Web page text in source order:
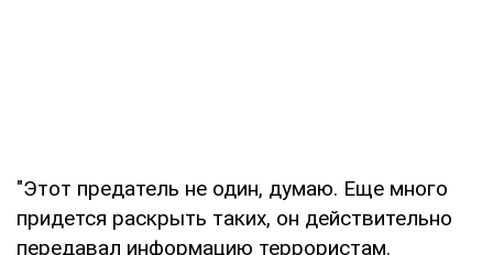
"Этот предатель не один, думаю. Еще много
придется раскрыть таких, он действительно
передавал информацию террористам.